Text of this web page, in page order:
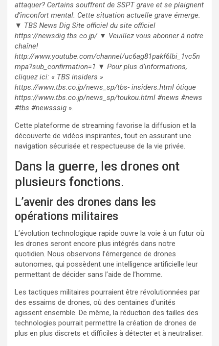
attaquer? Certains souffrent de SSPT grave et se plaignent
d’inconfort mental. Cette situation actuelle grave émerge.
▼ TBS News Dig Site officiel du site officiel
https://newsdig.tbs.co.jp/ ▼ Veuillez vous abonner à notre
chaîne!
http://www.youtube.com/channel/uc6ag81pakf6lbi_1vc5n
mpa?sub_confirmation=1 ▼ Pour plus d’informations,
cliquez ici: « TBS insiders »
https://www.tbs.co.jp/news_sp/tbs- insiders.html ôtique
https://www.tbs.co.jp/news_sp/toukou.html #news #news
#tbs #newsssig ».
Cette plateforme de streaming favorise la diffusion et la
découverte de vidéos inspirantes, tout en assurant une
navigation sécurisée et respectueuse de la vie privée.
Dans la guerre, les drones ont
plusieurs fonctions.
L’avenir des drones dans les
opérations militaires
L’évolution technologique rapide ouvre la voie à un futur où
les drones seront encore plus intégrés dans notre
quotidien. Nous observons l’émergence de drones
autonomes, qui possèdent une intelligence artificielle leur
permettant de décider sans l’aide de l’homme.
Les tactiques militaires pourraient être révolutionnées par
des essaims de drones, où des centaines d’unités
agissent ensemble. De même, la réduction des tailles des
technologies pourrait permettre la création de drones de
plus en plus discrets et difficiles à détecter et à neutraliser.